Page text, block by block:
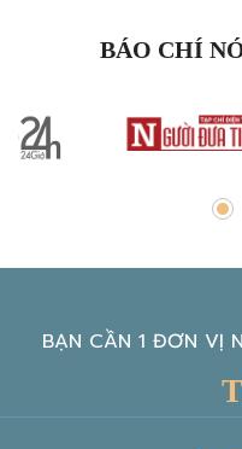
BÁO CHÍ
BẠN CẦN 1 ĐƠN VỊ